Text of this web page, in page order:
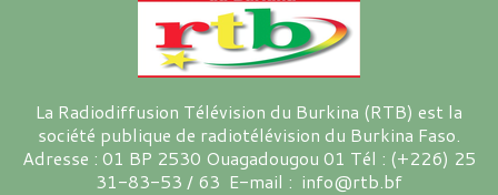
La Radiodiffusion Télévision du Burkina (RTB) est la
société publique de radiotélévision du Burkina Faso.
Adresse : 01 BP 2530 Ouagadougou 01 Tél : (+226) 25
31-83-53 / 63 E-mail : info@rtb.bf